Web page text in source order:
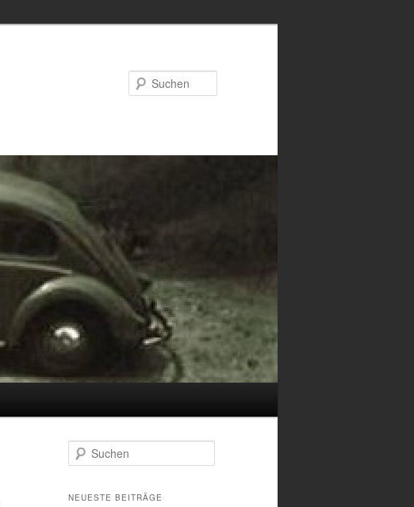
u
h
NEUESTE BEITRÄGE